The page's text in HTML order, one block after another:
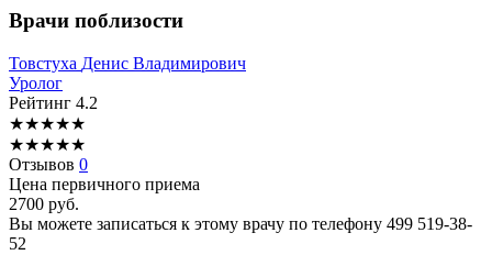
Врачи поблизости
Товстуха Денис Владимирович
Уролог
Рейтинг 4.2
★★★★★
★★★★★
Отзывов 0
Цена первичного приема
2700 руб.
Вы можете записаться к этому врачу по телефону 499 519-38-
52